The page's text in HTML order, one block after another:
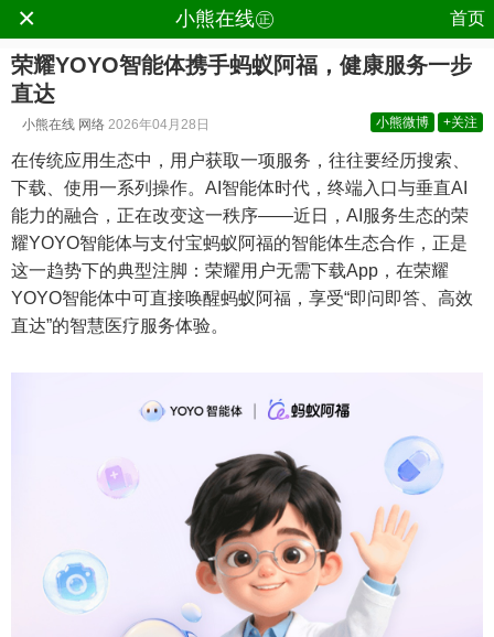
× 小熊在线㊣ 首页
荣耀YOYO智能体携手蚂蚁阿福，健康服务一步
直达
小熊在线 网络 2026年04月28日 小熊微博 +关注
在传统应用生态中，用户获取一项服务，往往要经历搜索、
下载、使用一系列操作。AI智能体时代，终端入口与垂直AI
能力的融合，正在改变这一秩序——近日，AI服务生态的荣
耀YOYO智能体与支付宝蚂蚁阿福的智能体生态合作，正是
这一趋势下的典型注脚：荣耀用户无需下载App，在荣耀
YOYO智能体中可直接唤醒蚂蚁阿福，享受“即问即答、高效
直达”的智慧医疗服务体验。